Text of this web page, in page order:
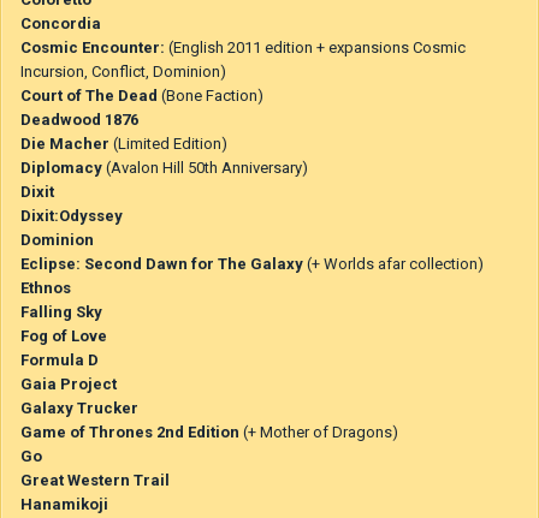
Concordia
Cosmic Encounter: (English 2011 edition + expansions Cosmic
Incursion, Conflict, Dominion)
Court of The Dead (Bone Faction)
Deadwood 1876
Die Macher (Limited Edition)
Diplomacy (Avalon Hill 50th Anniversary)
Dixit
Dixit:Odyssey
Dominion
Eclipse: Second Dawn for The Galaxy (+ Worlds afar collection)
Ethnos
Falling Sky
Fog of Love
Formula D
Gaia Project
Galaxy Trucker
Game of Thrones 2nd Edition (+ Mother of Dragons)
Go
Great Western Trail
Hanamikoji